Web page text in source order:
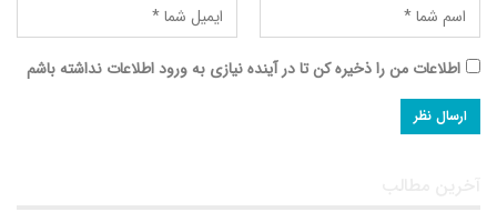
اطلاعات من را ذخیره کن تا در آینده نیازی به ورود اطلاعات نداشته باشم
آخرین مطالب